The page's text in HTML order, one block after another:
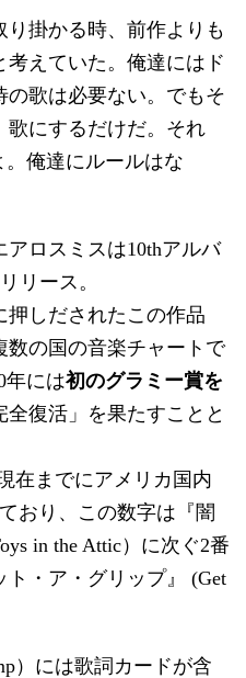
り掛かる時、前作よりも
考えていた。俺達にはド
の歌は必要ない。でもそ
歌にするだけだ。それ
。俺達にルールはな
アロスミスは10thアルバ
リース。
押しだされたこの作品
数の国の音楽チャートで
年には初のグラミー賞を
復活」を果たすことと
在までにアメリカ国内
おり、この数字は『闇
in the Attic）に次ぐ2番
・ア・グリップ』 (Get
）には歌詞カードが含